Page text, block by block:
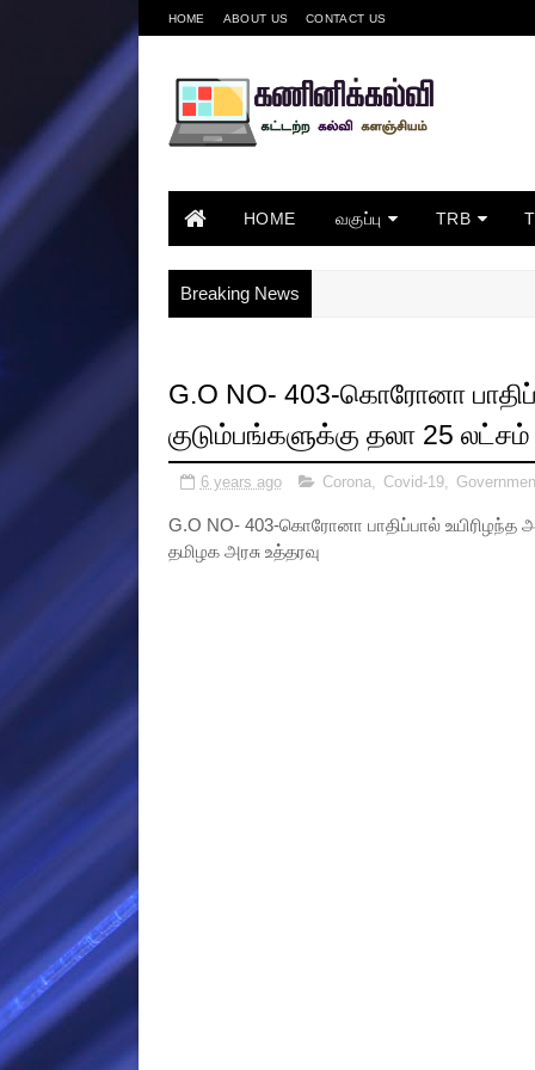
HOME ABOUT US CONTACT US
HOME வகுப்பு TRB
Breaking News
G.O NO- 403-கொரோனா
குடும்பங்களுக்கு தலா 25
6 years ago Corona, Covid-19,
G.O NO- 403-கொரோனா பாதிப்பால் உயிரிழந்த
தமிழக அரசு உத்தரவு